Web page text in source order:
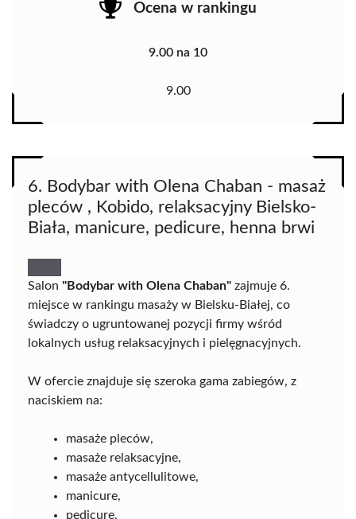
Ocena w rankingu
9.00 na 10
9.00
6. Bodybar with Olena Chaban - masaż
pleców , Kobido, relaksacyjny Bielsko-
Biała, manicure, pedicure, henna brwi
Salon "Bodybar with Olena Chaban" zajmuje 6.
miejsce w rankingu masaży w Bielsku-Białej, co
świadczy o ugruntowanej pozycji firmy wśród
lokalnych usług relaksacyjnych i pielęgnacyjnych.
W ofercie znajduje się szeroka gama zabiegów, z
naciskiem na:
masaże pleców,
masaże relaksacyjne,
masaże antycellulitowe,
manicure,
pedicure,